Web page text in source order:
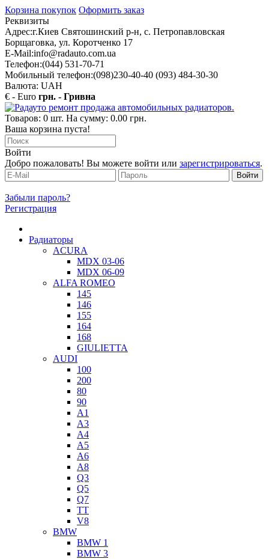
Корзина покупок Оформить заказ
Реквизиты
Адрес:г.Киев Святошинский р-н, с. Петропавловская
Борщаговка, ул. Коротченко 17
E-Mail:info@radauto.com.ua
Телефон:(044) 531-70-71
Мобильный телефон:(098)230-40-40 (093) 484-30-30
Валюта: UAH
€ - Euro грн. - Гривна
Товаров: 0 шт. На сумму: 0.00 грн.
Ваша корзина пуста!
Войти
Добро пожаловать! Вы можете войти или зарегистрироваться.
Забыли пароль?
Регистрация
Радиаторы
ACURA
MDX 03-06
MDX 06-09
ALFA ROMEO
145
146
155
164
168
GIULIETTA
AUDI
100
200
80
90
A1
A3
A4
A5
A6
A8
Q3
Q5
Q7
TT
V8
BMW
BMW 1
BMW 3